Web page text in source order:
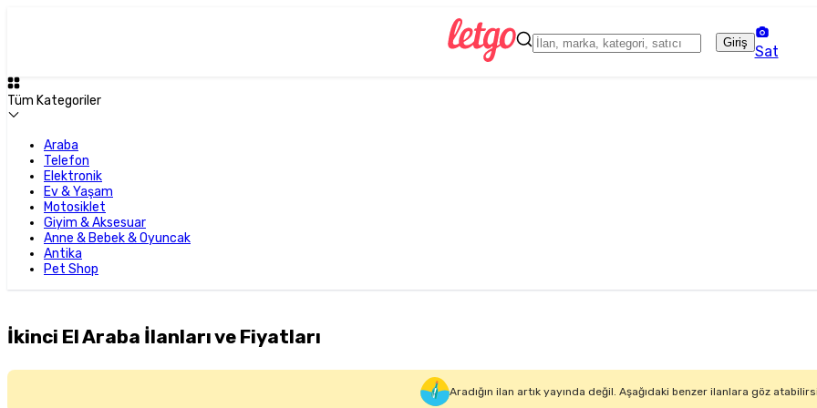
Giriş
Sat
Tüm Kategoriler
Araba
Telefon
Elektronik
Ev & Yaşam
Motosiklet
Giyim & Aksesuar
Anne & Bebek & Oyuncak
Antika
Pet Shop
İkinci El Araba İlanları ve Fiyatları
Aradığın ilan artık yayında değil. Aşağıdaki benzer ilanlara göz